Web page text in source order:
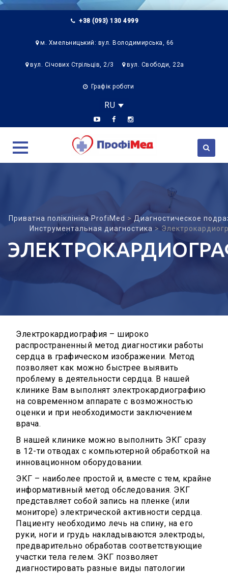
+38 (093) 130 4999
м. Хмельницький: вул. Володимирська, 66
вул. Січових Стрільців, 2/3 вул. Свободи, 22а
Графік роботи
RU
Приватна поліклініка ProfiMed > Диагностическое
Инструментальная диагностика >
Электрокардиография – широко
распространенный метод диагностики работы
сердца в графическом изображении. Метод
позволяет как можно быстрее выявить
проблему в деятельности сердца. В нашей
клинике Вам выполнят электрокардиографию
на современном аппарате с возможностью
оценки и при необходимости заключением
врача.
В нашей клинике можно выполнить ЭКГ сразу
в 12-ти отводах с компьютерной обработкой на
инновационном оборудовании.
ЭКГ – наиболее простой и, вместе с тем, крайне
информативный метод обследования. ЭКГ
представляет собой запись на пленке (или
мониторе) электрической активности сердца.
Пациенту необходимо лечь на спину, на его
руки, ноги и грудь накладываются электроды,
предварительно обработав соответствующие
участки тела гелем. ЭКГ позволяет
диагностировать разные виды патологии